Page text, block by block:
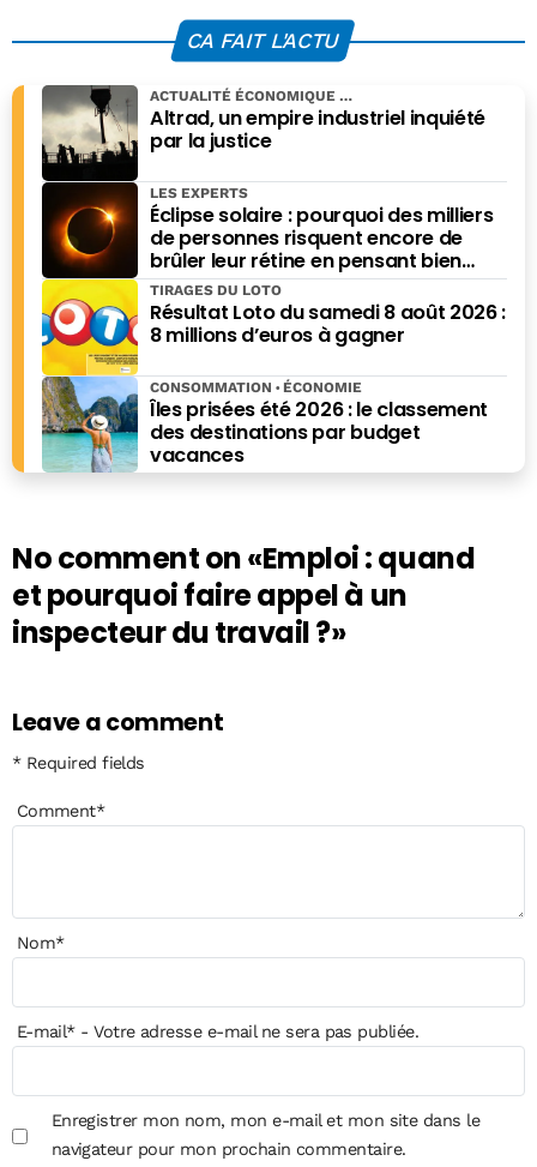
priorité nationale
CA FAIT L'ACTU
Altrad, un empire industriel inquiété
par la justice
ACTUALITÉ ÉCONOMIQUE
Éclipse solaire : pourquoi des milliers
de personnes risquent encore de
brûler leur rétine en pensant bien
faire
LES EXPERTS
Résultat Loto du samedi 8 août 2026 :
8 millions d’euros à gagner
TIRAGES DU LOTO
Îles prisées été 2026 : le classement
des destinations par budget
vacances
CONSOMMATION ÉCONOMIE
No comment on«Emploi : quand
et pourquoi faire appel à un
inspecteur du travail ?»
Leave a comment
* Required fields
Comment*
Nom*
E-mail*- Votre adresse e-mail ne sera pas publiée.
Enregistrer mon nom, mon e-mail et mon site dans le
navigateur pour mon prochain commentaire.